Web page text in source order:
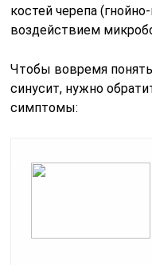
костей черепа
воздействием
Чтобы вовремя
синусит, нужно
симптомы: